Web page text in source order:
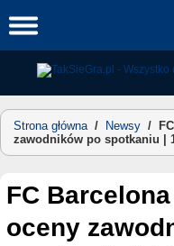
to
Strona główna/ Newsy /
zawodników po spotkaniu |
FC Barcelona – Real Madryt
oceny